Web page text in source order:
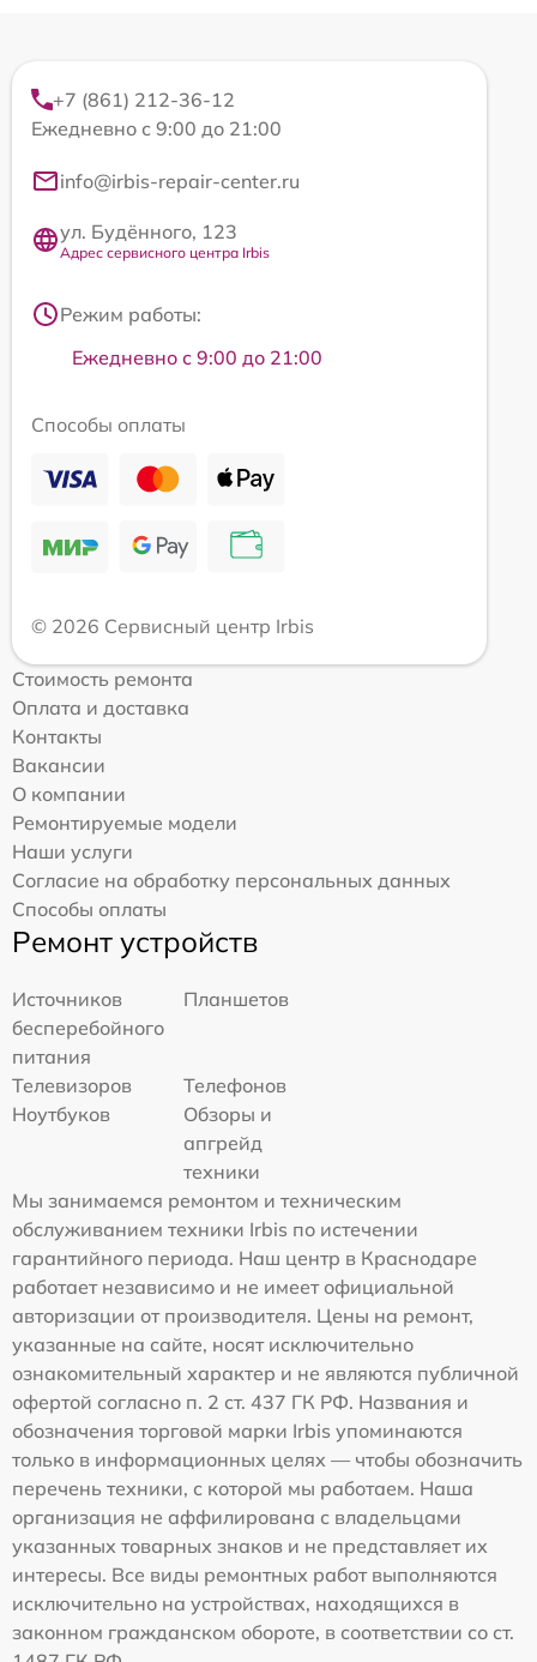
+7 (861) 212-36-12
Ежедневно с 9:00 до 21:00
info@irbis-repair-center.ru
ул. Будённого, 123
Адрес сервисного центра Irbis
Режим работы:
Ежедневно с 9:00 до 21:00
Способы оплаты
© 2026 Сервисный центр Irbis
Стоимость ремонта
Оплата и доставка
Контакты
Вакансии
О компании
Ремонтируемые модели
Наши услуги
Согласие на обработку персональных данных
Способы оплаты
Ремонт устройств
Источников
бесперебойного
питания
Планшетов
Телевизоров
Телефонов
Ноутбуков
Обзоры и
апгрейд
техники
Мы занимаемся ремонтом и техническим
обслуживанием техники Irbis по истечении
гарантийного периода. Наш центр в Краснодаре
работает независимо и не имеет официальной
авторизации от производителя. Цены на ремонт,
указанные на сайте, носят исключительно
ознакомительный характер и не являются публичной
офертой согласно п. 2 ст. 437 ГК РФ. Названия и
обозначения торговой марки Irbis упоминаются
только в информационных целях — чтобы обозначить
перечень техники, с которой мы работаем. Наша
организация не аффилирована с владельцами
указанных товарных знаков и не представляет их
интересы. Все виды ремонтных работ выполняются
исключительно на устройствах, находящихся в
законном гражданском обороте, в соответствии со ст.